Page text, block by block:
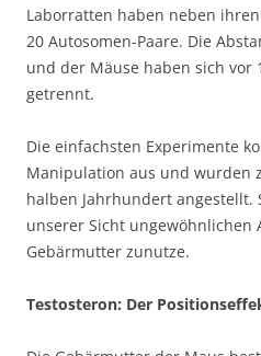
Laborratten haben neben
20 Autosomen-Paare. Die
und der Mäuse haben sich vor
getrennt.
Die einfachsten Experimente
Manipulation aus und wurden
halben Jahrhundert angestellt.
unserer Sicht ungewöhnlichen
Gebärmutter zunutze.
Testosteron: Der